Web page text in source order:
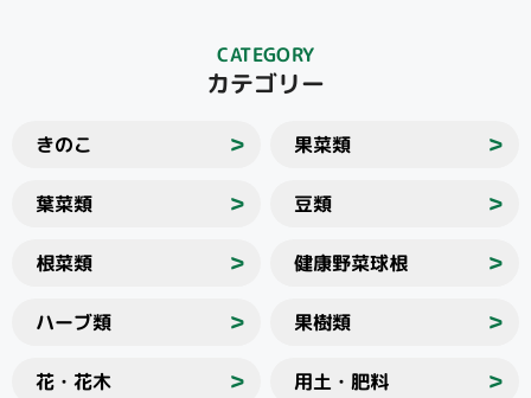
CATEGORY
カテゴリー
きのこ ＞ 果菜類 ＞
葉菜類 ＞ 豆類 ＞
根菜類 ＞ 健康野菜球根 ＞
ハーブ類 ＞ 果樹類 ＞
花・花木 ＞ 用土・肥料 ＞